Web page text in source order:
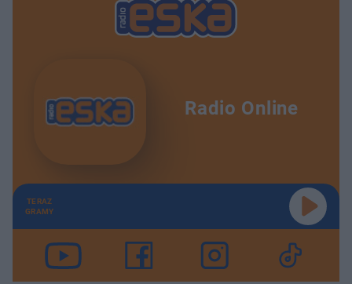
Radio Online
TERAZ
GRAMY